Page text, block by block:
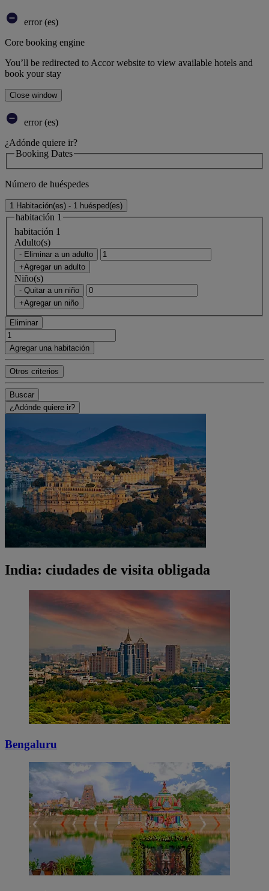
error (es)
Core booking engine
You’ll be redirected to Accor website to view available hotels and
book your stay
Close window
error (es)
¿Adónde quiere ir?
Booking Dates
Número de huéspedes
1 Habitación(es) - 1 huésped(es)
habitación 1
habitación 1
Adulto(s)
- Eliminar a un adulto
+Agregar un adulto
Niño(s)
- Quitar a un niño
+Agregar un niño
Eliminar
Agregar una habitación
Otros criterios
Buscar
¿Adónde quiere ir?
India: ciudades de visita obligada
Bengaluru